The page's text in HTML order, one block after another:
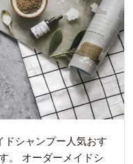
ドシャンプー人気おす
。 オーダーメイドシ